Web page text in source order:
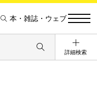
本・雑誌・ウェブ
詳細検索